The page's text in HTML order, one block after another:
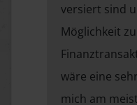
versiert sind
Möglichkeit
wäre eine
mich am